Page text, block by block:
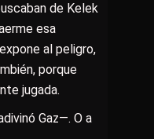
de Kelek
esa
al peligro,
porque
jugada.
Gaz—. O a